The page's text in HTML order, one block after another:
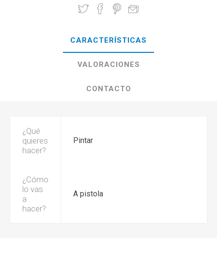
CARACTERÍSTICAS
VALORACIONES
CONTACTO
¿Qué
quieres
hacer?
Pintar
¿Cómo
lo vas
a
hacer?
A pistola